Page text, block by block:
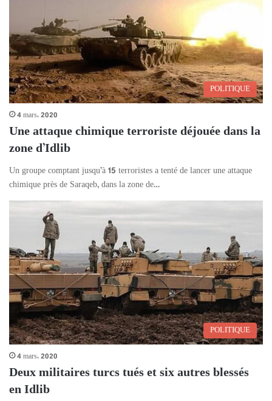
POLITIQUE
4 mars، 2020
Une attaque chimique terroriste déjouée dans la
zone d’Idlib
Un groupe comptant jusqu’à 15 terroristes a tenté de lancer une attaque
chimique près de Saraqeb, dans la zone de…
POLITIQUE
4 mars، 2020
Deux militaires turcs tués et six autres blessés
en Idlib